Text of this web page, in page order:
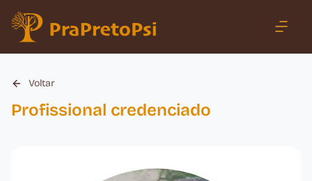
Voltar
Profissional credenciado